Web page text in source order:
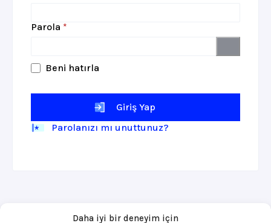
Daha iyi bir deneyim için
Parola *
Beni hatırla
Giriş Yap
Parolanızı mı unuttunuz?